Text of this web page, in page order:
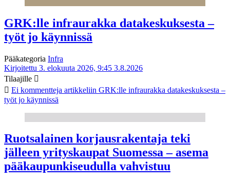
GRK:lle infraurakka datakeskuksesta –
työt jo käynnissä
Pääkategoria Infra
Kirjoitettu 3. elokuuta 2026, 9:45 3.8.2026
Tilaajille
Ei kommentteja artikkeliin GRK:lle infraurakka datakeskuksesta –
työt jo käynnissä
Ruotsalainen korjausrakentaja teki
jälleen yrityskaupat Suomessa – asema
pääkaupunkiseudulla vahvistuu